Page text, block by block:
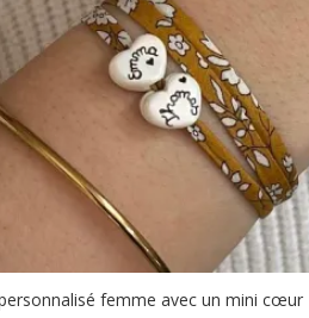
femme avec un mini cœur